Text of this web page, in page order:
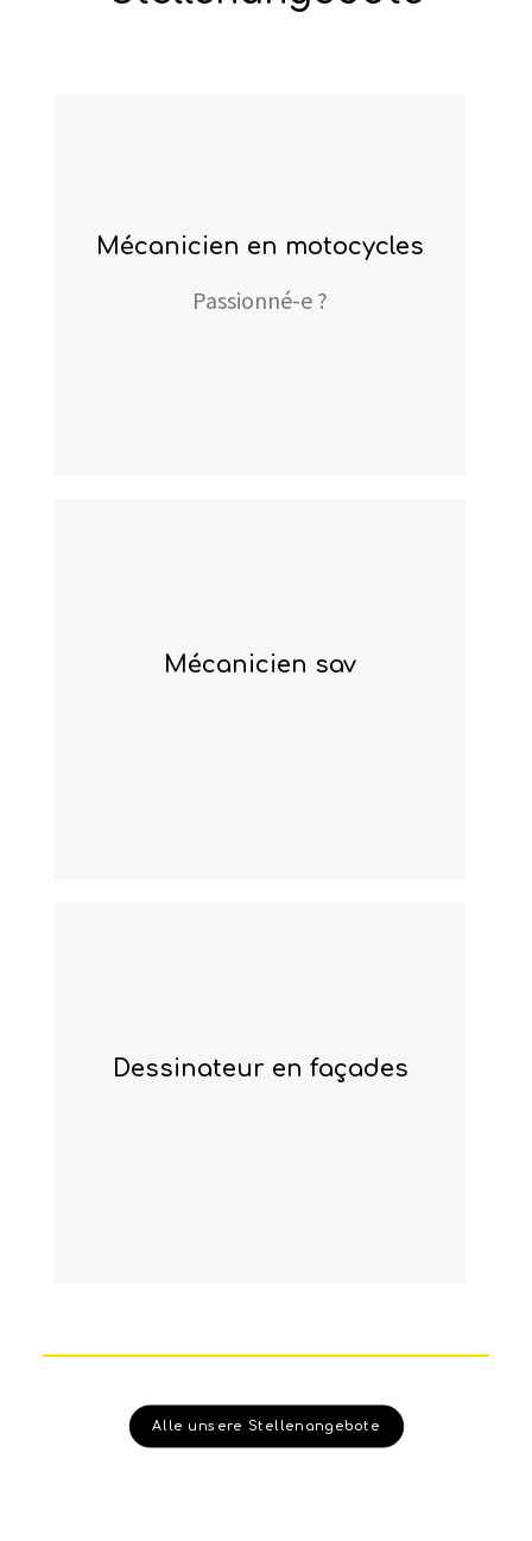
mécanicien en motocycles
Passionné-e ?
mécanicien sav
dessinateur en façades
Alle unsere Stellenangebote